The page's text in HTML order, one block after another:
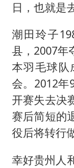
日，也就是
潮田玲子
县，2007年
本羽毛球队
会。2012年
开赛失去决
赛后简短的
役后将转行
幸好贵州人